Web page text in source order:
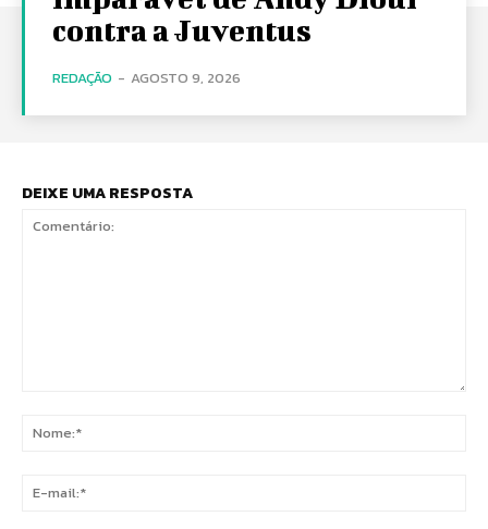
contra a Juventus
REDAÇÃO - AGOSTO 9, 2026
DEIXE UMA RESPOSTA